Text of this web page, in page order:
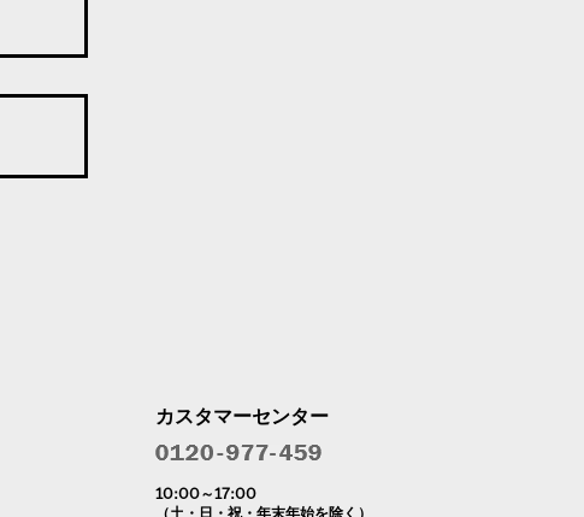
カスタマーセンター
10:00～17:00
（土・日・祝・年末年始を除く）